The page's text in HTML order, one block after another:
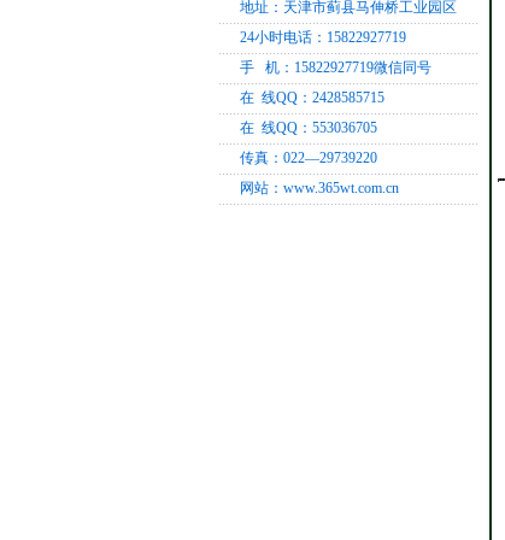
地址：天津市蓟县马伸桥工业园区
24小时电话：15822927719
手 机：15822927719微信同号
在 线QQ：2428585715
在 线QQ：553036705
传真：022—29739220
网站：www.365wt.com.cn